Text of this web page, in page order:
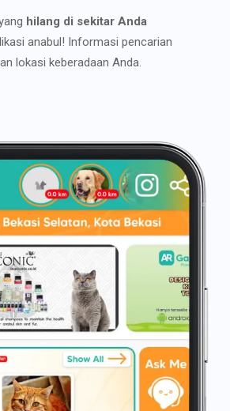
hilang di sekitar Anda
anabul! Informasi pencarian
lokasi keberadaan Anda.